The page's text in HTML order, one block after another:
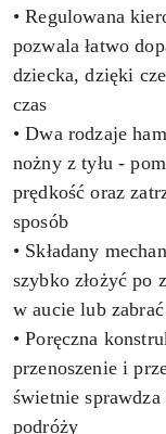
• Regulowana
pozwala łatwo
dziecka, dzięki
czas
• Dwa rodzaje
nożny z tyłu -
prędkość oraz
sposób
• Składany
szybko złożyć po
w aucie lub
• Poręczna
przenoszenie i
świetnie
podróży